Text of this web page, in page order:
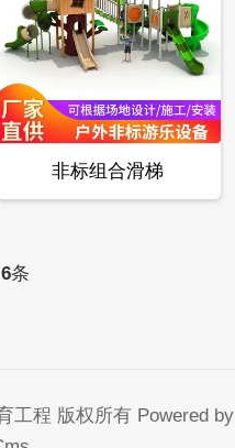
非标组合滑梯
6条
工程 版权所有 Powered by